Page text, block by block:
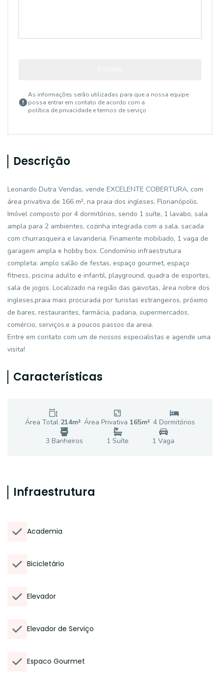
As informações serão utilizadas para que a nossa equipe
possa entrar em contato de acordo com a
política de privacidade e termos de serviço
Descrição
Leonardo Dutra Vendas, vende EXCELENTE COBERTURA, com
área privativa de 166 m², na praia dos ingleses, Florianópolis.
Imóvel composto por 4 dormitórios, sendo 1 suíte, 1 lavabo, sala
ampla para 2 ambientes, cozinha integrada com a sala, sacada
com churrasqueira e lavanderia. Finamente mobiliado, 1 vaga de
garagem ampla e hobby box. Condomínio infraestrutura
completa: amplo salão de festas, espaço gourmet, espaço
fitness, piscina adulto e infantil, playground, quadra de esportes,
sala de jogos. Localizado na região das gaivotas, área nobre dos
ingleses,praia mais procurada por turistas estrangeiros, próximo
de bares, restaurantes, farmácia, padaria, supermercados,
comércio, serviços.e a poucos passos da areia.
Entre em contato com um de nossos especialistas e agende uma
visita!
Características
Área Total 214m² Área Privativa 165m² 4 Dormitórios
3 Banheiros 1 Suíte 1 Vaga
Infraestrutura
Academia
Bicicletário
Elevador
Elevador de Serviço
Espaco Gourmet